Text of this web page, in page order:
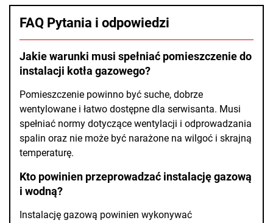
FAQ Pytania i odpowiedzi
Jakie warunki musi spełniać pomieszczenie do
instalacji kotła gazowego?
Pomieszczenie powinno być suche, dobrze
wentylowane i łatwo dostępne dla serwisanta. Musi
spełniać normy dotyczące wentylacji i odprowadzania
spalin oraz nie może być narażone na wilgoć i skrajną
temperaturę.
Kto powinien przeprowadzać instalację gazową
i wodną?
Instalację gazową powinien wykonywać